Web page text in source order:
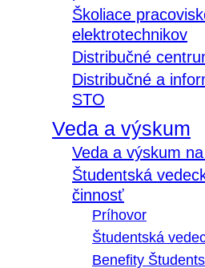
Školiace
elektrotechnikov
Distribučné
Distribučné a
STO
Veda a výskum
Veda a výskum
Študentská
činnosť
Príhovor
Študentská
Benefity